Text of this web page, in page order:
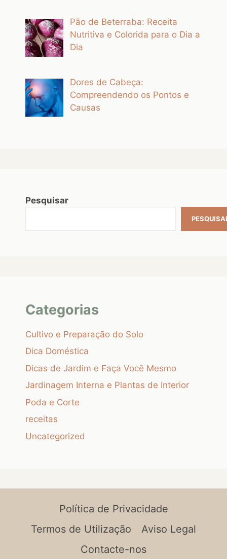
Pão de Beterraba: Receita
Nutritiva e Colorida para o Dia a
Dia
Dores de Cabeça:
Compreendendo os Pontos e
Causas
Pesquisar
Categorias
Cultivo e Preparação do Solo
Dica Doméstica
Dicas de Jardim e Faça Você Mesmo
Jardinagem Interna e Plantas de Interior
Poda e Corte
receitas
Uncategorized
Política de Privacidade
Termos de Utilização
Aviso Legal
Contacte-nos